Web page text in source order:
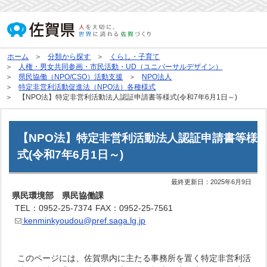
ホーム 分類から探す
くらし・子育て
人権・男女共同参画・市民活動・UD（ユニバーサルデザイン）
県民協働（NPO/CSO）活動支援
NPO法人
特定非営利活動促進法（NPO法）各種様式
【NPO法】特定非営利活動法人認証申請書等様式(令和7年6月1日～)
【NPO法】特定非営利活動法人認証申請書等様
式(令和7年6月1日～)
最終更新日：2025年6月9日
県民環境部 県民協働課
TEL：0952-25-7374 FAX：0952-25-7561
kenminkyoudou@pref.saga.lg.jp
このページには、佐賀県内に主たる事務所を置く特定非営利活